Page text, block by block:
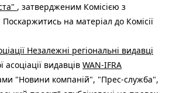
, затвердженим Комісією з
Поскаржитись на матеріал до Комісії
Незалежні регіональні видавці
асоціації видавців WAN-IFRA
"Новини компаній", "Прес-служба",